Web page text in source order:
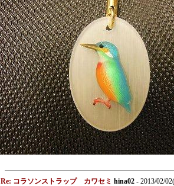
Re: コラソンストラップ カワセミ hina02 - 2013/02/